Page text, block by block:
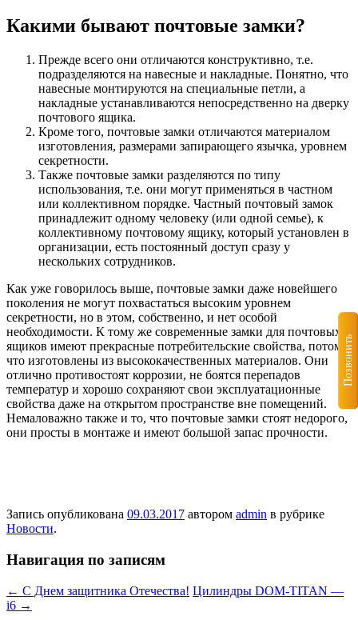
Какими бывают почтовые замки?
Прежде всего они отличаются конструктивно, т.е.
подразделяются на навесные и накладные. Понятно, что
навесные монтируются на специальные петли, а
накладные устанавливаются непосредственно на дверку
почтового ящика.
Кроме того, почтовые замки отличаются материалом
изготовления, размерами запирающего язычка, уровнем
секретности.
Также почтовые замки разделяются по типу
использования, т.е. они могут применяться в частном
или коллективном порядке. Частный почтовый замок
принадлежит одному человеку (или одной семье), к
коллективному почтовому ящику, который установлен в
организации, есть постоянный доступ сразу у
нескольких сотрудников.
Как уже говорилось выше, почтовые замки даже новейшего
поколения не могут похвастаться высоким уровнем
секретности, но в этом, собственно, и нет особой
необходимости. К тому же современные замки для почтовых
ящиков имеют прекрасные потребительские свойства, потому
что изготовлены из высококачественных материалов. Они
отлично противостоят коррозии, не боятся перепадов
температур и хорошо сохраняют свои эксплуатационные
свойства даже на открытом пространстве вне помещений.
Немаловажно также и то, что почтовые замки стоят недорого,
они просты в монтаже и имеют большой запас прочности.
Запись опубликована 09.03.2017 автором admin в рубрике
Новости.
Навигация по записям
← С Днем защитника Отечества! Цилиндры DOM-TITAN —
i6 →
Позвонить